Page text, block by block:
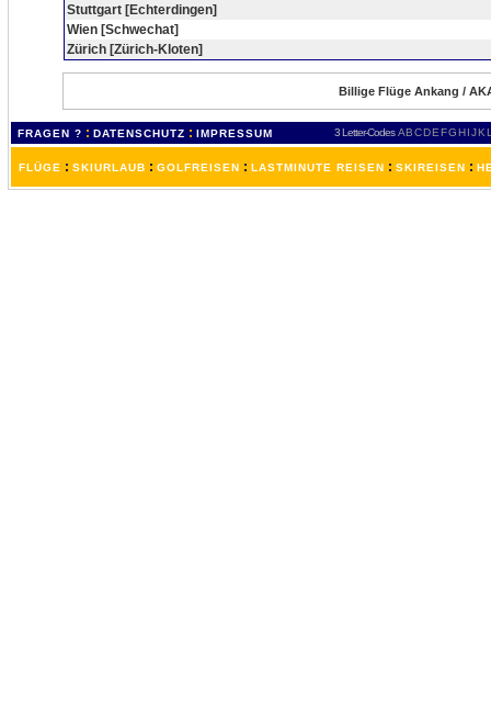
Stuttgart [Echterdingen]
Wien [Schwechat]
Zürich [Zürich-Kloten]
Billige Flüge Ankang /
FRAGEN ? : DATENSCHUTZ : IMPRESSUM 3 Letter-Codes ABCDEFGH IJKL
FLÜGE : SKIURLAUB : GOLFREISEN : LASTMINUTE REISEN : SKIREISEN :